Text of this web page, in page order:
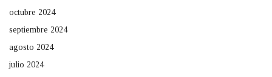
octubre 2024
septiembre 2024
agosto 2024
julio 2024